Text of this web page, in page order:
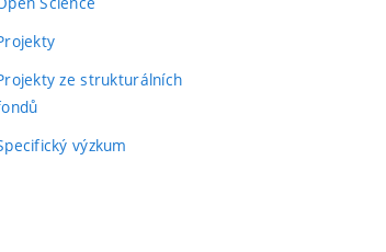
ze strukturálních
výzkum